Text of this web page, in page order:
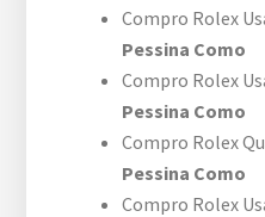
Compro Rolex
Pessina Como
Compro Rolex
Pessina Como
Compro Rolex
Pessina Como
Compro Rolex